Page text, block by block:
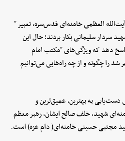
العظمی خامنه‌ای قدس‌سره، تعبیر "
سردار سلیمانی بکار بردند؛ حال این
دهد که ویژگی‌های "مکتب امام
را چگونه و از چه راه‌هایی می‌توانیم
به بهترین، عمیق‌ترین و
شهید، خلف صالح ایشان، رهبر معظم
مجتبی حسینی خامنه‌ای( دام عزه) است.